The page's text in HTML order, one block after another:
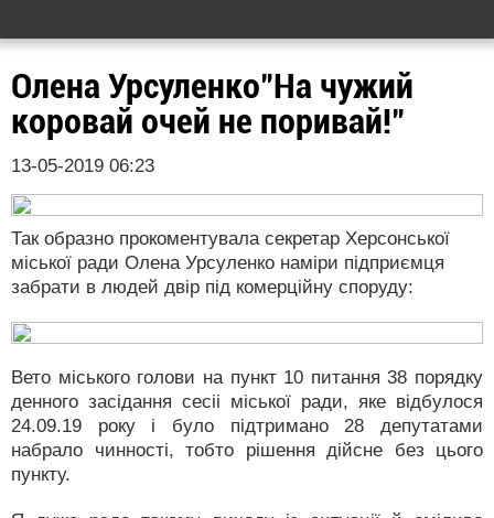
Олена Урсуленко"На чужий
коровай очей не поривай!"
13-05-2019 06:23
Так образно прокоментувала секретар Херсонської
міської ради Олена Урсуленко наміри підприємця
забрати в людей двір під комерційну споруду:
Вето міського голови на пункт 10 питання 38 порядку
денного засідання сесіі міської ради, яке відбулося
24.09.19 року і було підтримано 28 депутатами
набрало чинності, тобто рішення дійсне без цього
пункту.